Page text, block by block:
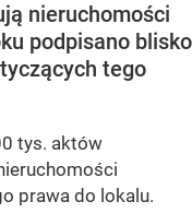
nieruchomości
podpisano blisko
tego
tys. aktów
prawa do lokalu.